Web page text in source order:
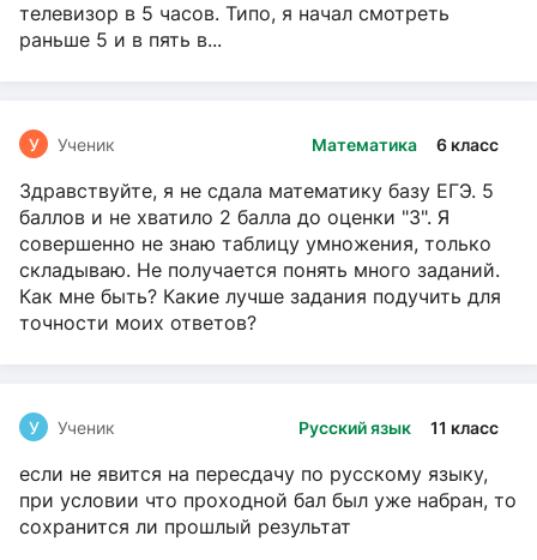
телевизор в 5 часов. Типо, я начал смотреть
раньше 5 и в пять в...
Математика 6 класс
У Ученик
Здравствуйте, я не сдала математику базу ЕГЭ. 5
баллов и не хватило 2 балла до оценки "3". Я
совершенно не знаю таблицу умножения, только
складываю. Не получается понять много заданий.
Как мне быть? Какие лучше задания подучить для
точности моих ответов?
Русский язык 11 класс
У Ученик
если не явится на пересдачу по русскому языку,
при условии что проходной бал был уже набран, то
сохранится ли прошлый результат